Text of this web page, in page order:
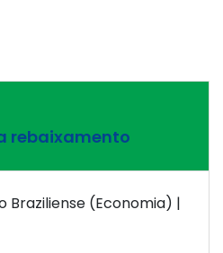
rebaixamento
Braziliense (Economia) |